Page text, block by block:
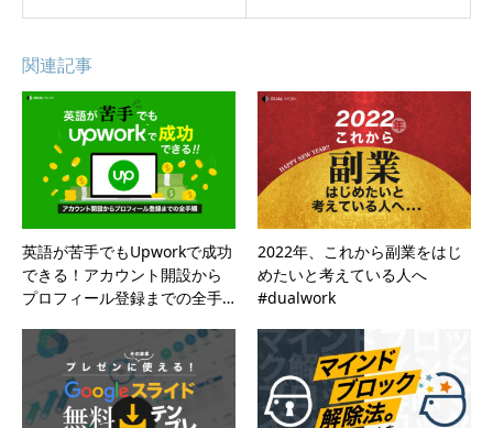
関連記事
英語が苦手でもUpworkで成功
できる！アカウント開設から
プロフィール登録までの全手…
2022年、これから副業をはじ
めたいと考えている人へ
#dualwork